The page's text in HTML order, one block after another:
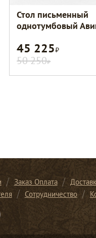
Стол письменный
однотумбовый
45 225Р
50 250Р
Заказ Оплата
Сотрудничество
Перейти в нашу группу